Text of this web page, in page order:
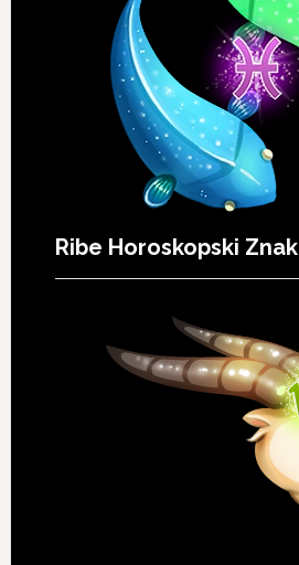
Ribe Horoskopski Znak